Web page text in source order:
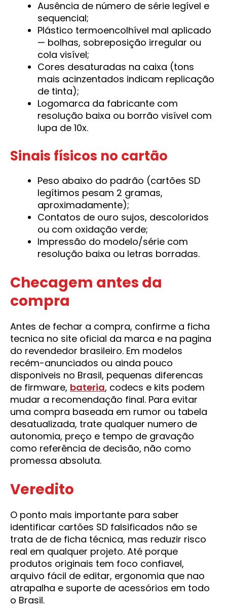
Ausência de número de série legível e
sequencial;
Plástico termoencolhível mal aplicado
— bolhas, sobreposição irregular ou
cola visível;
Cores desaturadas na caixa (tons
mais acinzentados indicam replicação
de tinta);
Logomarca da fabricante com
resolução baixa ou borrão visível com
lupa de 10x.
Sinais físicos no cartão
Peso abaixo do padrão (cartões SD
legítimos pesam 2 gramas,
aproximadamente);
Contatos de ouro sujos, descoloridos
ou com oxidação verde;
Impressão do modelo/série com
resolução baixa ou letras borradas.
Checagem antes da
compra
Antes de fechar a compra, confirme a ficha
tecnica no site oficial da marca e na pagina
do revendedor brasileiro. Em modelos
recém-anunciados ou ainda pouco
disponiveis no Brasil, pequenas diferencas
de firmware, bateria, codecs e kits podem
mudar a recomendação final. Para evitar
uma compra baseada em rumor ou tabela
desatualizada, trate qualquer numero de
autonomia, preço e tempo de gravação
como referência de decisão, não como
promessa absoluta.
Veredito
O ponto mais importante para saber
identificar cartões SD falsificados não se
trata de de ficha técnica, mas reduzir risco
real em qualquer projeto. Até porque
produtos originais tem foco confiavel,
arquivo fácil de editar, ergonomia que nao
atrapalha e suporte de acessórios em todo
o Brasil.